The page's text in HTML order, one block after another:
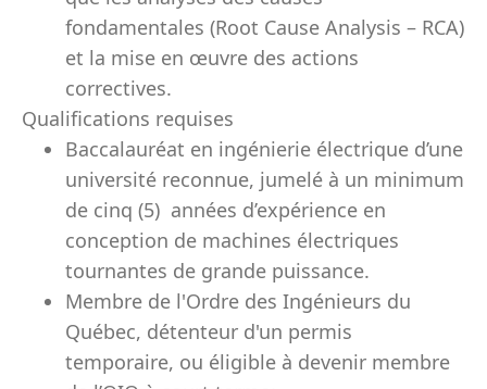
fondamentales (Root Cause Analysis – RCA)
et la mise en œuvre des actions
correctives.
Qualifications requises
Baccalauréat en ingénierie électrique d’une
université reconnue, jumelé à un minimum
de cinq (5) années d’expérience en
conception de machines électriques
tournantes de grande puissance.
Membre de l'Ordre des Ingénieurs du
Québec, détenteur d'un permis
temporaire, ou éligible à devenir membre